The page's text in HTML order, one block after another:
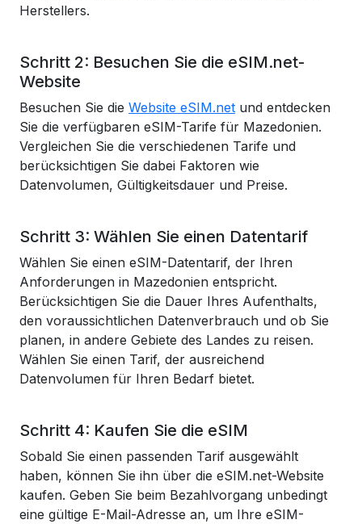
Herstellers.
Schritt 2: Besuchen Sie die eSIM.net-
Website
Besuchen Sie die Website eSIM.net und entdecken
Sie die verfügbaren eSIM-Tarife für Mazedonien.
Vergleichen Sie die verschiedenen Tarife und
berücksichtigen Sie dabei Faktoren wie
Datenvolumen, Gültigkeitsdauer und Preise.
Schritt 3: Wählen Sie einen Datentarif
Wählen Sie einen eSIM-Datentarif, der Ihren
Anforderungen in Mazedonien entspricht.
Berücksichtigen Sie die Dauer Ihres Aufenthalts,
den voraussichtlichen Datenverbrauch und ob Sie
planen, in andere Gebiete des Landes zu reisen.
Wählen Sie einen Tarif, der ausreichend
Datenvolumen für Ihren Bedarf bietet.
Schritt 4: Kaufen Sie die eSIM
Sobald Sie einen passenden Tarif ausgewählt
haben, können Sie ihn über die eSIM.net-Website
kaufen. Geben Sie beim Bezahlvorgang unbedingt
eine gültige E-Mail-Adresse an, um Ihre eSIM-